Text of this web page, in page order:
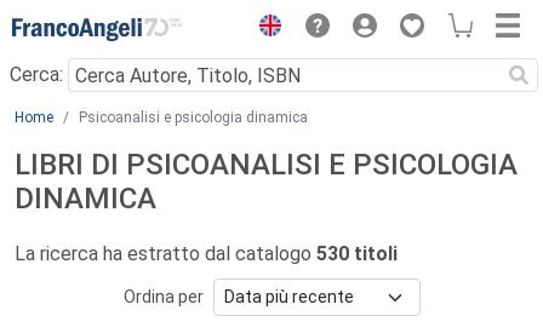
Menu
Cerca:
Main content
Home Psicoanalisi e psicologia dinamica
LIBRI DI PSICOANALISI E PSICOLOGIA
DINAMICA
La ricerca ha estratto dal catalogo 530 titoli
Ordina per